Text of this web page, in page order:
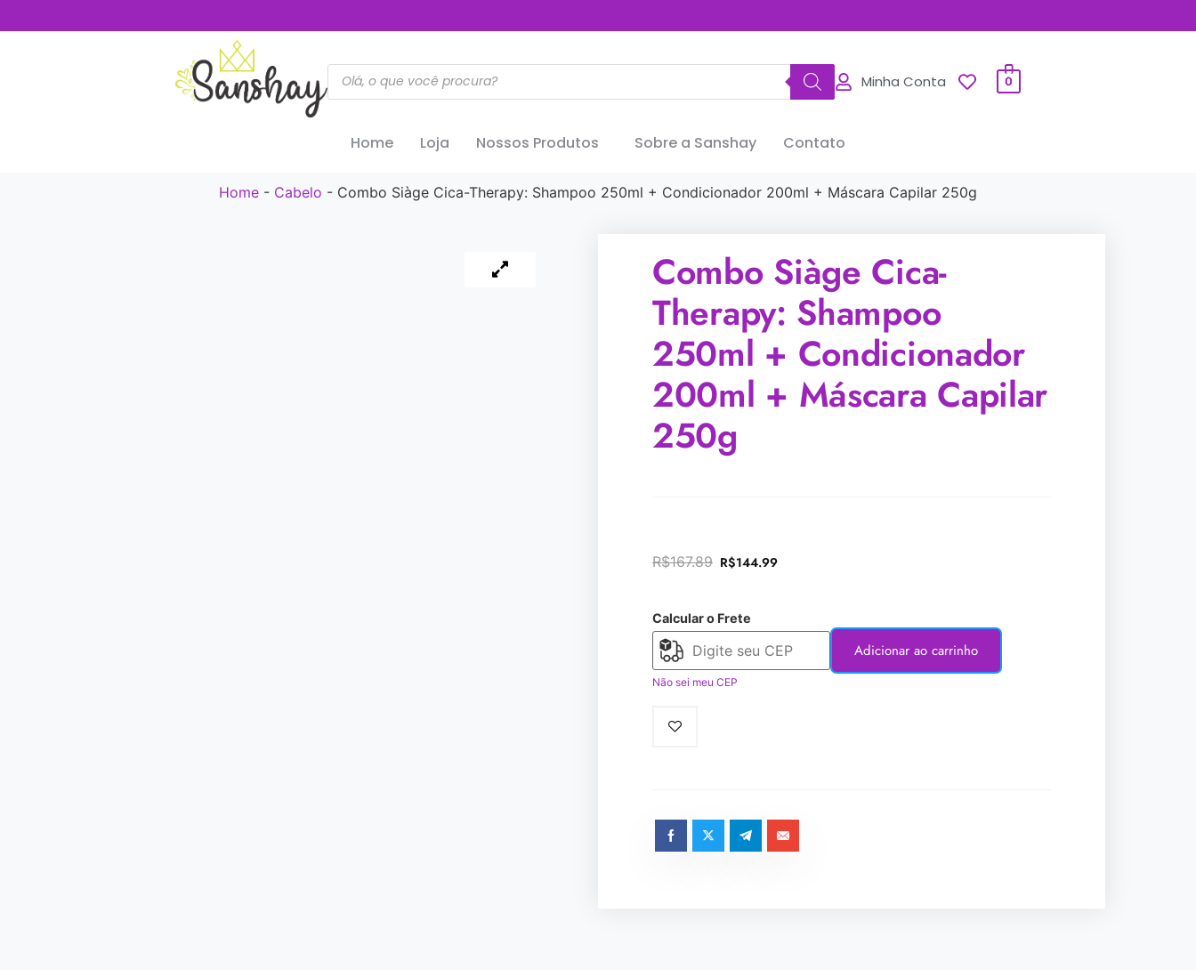
Minha Conta 0
Home Loja Nossos Produtos Sobre a Sanshay Contato
Home - Cabelo - Combo Siàge Cica-Therapy: Shampoo 250ml + Condicionador 200ml + Máscara Capilar 250g
Combo Siàge Cica-
Therapy: Shampoo
250ml + Condicionador
200ml + Máscara Capilar
250g
R$167.89 R$144.99
Calcular o Frete
Não sei meu CEP
Adicionar ao carrinho